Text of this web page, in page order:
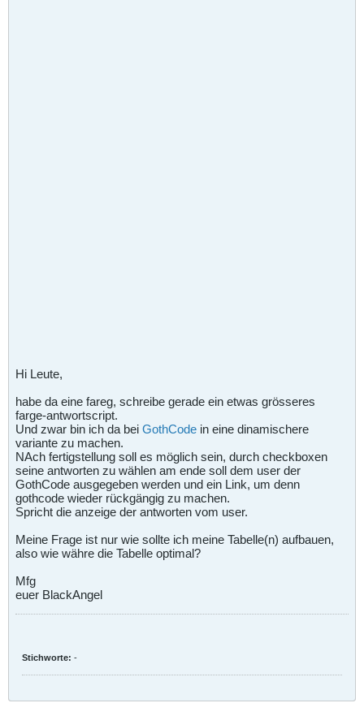
Hi Leute,
habe da eine fareg, schreibe gerade ein etwas grösseres
farge-antwortscript.
Und zwar bin ich da bei GothCode in eine dinamischere
variante zu machen.
NAch fertigstellung soll es möglich sein, durch checkboxen
seine antworten zu wählen am ende soll dem user der
GothCode ausgegeben werden und ein Link, um denn
gothcode wieder rückgängig zu machen.
Spricht die anzeige der antworten vom user.
Meine Frage ist nur wie sollte ich meine Tabelle(n) aufbauen,
also wie währe die Tabelle optimal?
Mfg
euer BlackAngel
Stichworte: -